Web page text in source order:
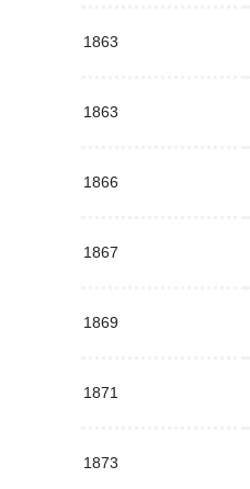
1863
1863
1866
1867
1869
1871
1873